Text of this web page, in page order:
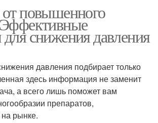
от повышенного
снижения давления
давления подбирает только
здесь информация не заменит
а всего лишь поможет вам
препаратов,
рынке.